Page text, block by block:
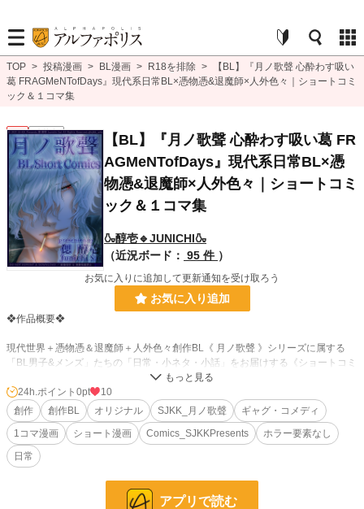
TOP > 投稿漫画 > BL漫画 > R18を排除 >
【BL】『月ノ歌聲 心酔わす吸い
葛 FRAGMeNTofDays』現代系日常BL×憑物憑&退魔師×人外色々｜ショートコミ
ック＆１コマ集
BL 連載中
【BL】『月ノ歌聲 心酔わす吸い葛 FR
AGMeNTofDays』現代系日常BL×憑
物憑&退魔師×人外色々｜ショートコミ
ック＆１コマ集
🍶醇壱🔹JUNICHI🍶
（近況ボード： 95 件 ）
お気に入りに追加して更新通知を受け取ろう
お気に入り追加
❖作品概要❖
現代世界＋憑物憑＆退魔師＋人外色々創作BL《 月ノ歌聲 》シリーズに属する
「BL男子&メンズ」たちの「日常・小ネタ・小話」をお届けする《ショートコミ
❖ストーリー傾向❖
基本雑多。日常やコメディ多め、たまにシリアス。
24h.ポイント 0pt
10
創作
創作BL オリジナル SJKK_月ノ歌聲
ギャグ・コメディ
1コマ漫画
ショート漫画 Comics_SJKKPresents
ホラー要素なし
日常
アプリで読む